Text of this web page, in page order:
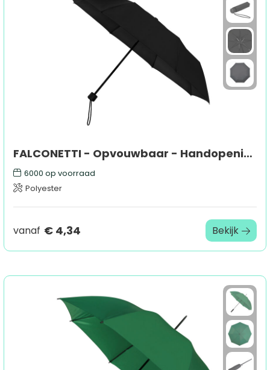
Technologie & gadgets
FALCONETTI - Opvouwbaar - Handopening - 90 cm
6000 op voorraad
Polyester
vanaf € 4,34 Bekijk